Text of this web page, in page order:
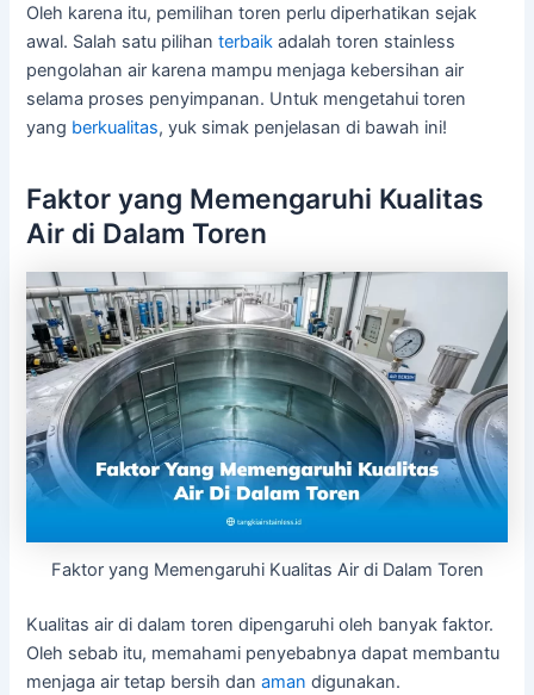
Oleh karena itu, pemilihan toren perlu diperhatikan sejak
awal. Salah satu pilihanterbaik adalah toren stainless
pengolahan air karena mampu menjaga kebersihan air
selama proses penyimpanan. Untuk mengetahui toren
yang berkualitas, yuk simak penjelasan di bawah ini!
Faktor yang Memengaruhi Kualitas
Air di Dalam Toren
Faktor yang Memengaruhi Kualitas Air di Dalam Toren
Kualitas air di dalam toren dipengaruhi oleh banyak faktor.
Oleh sebab itu, memahami penyebabnya dapat membantu
menjaga air tetap bersih danaman digunakan.